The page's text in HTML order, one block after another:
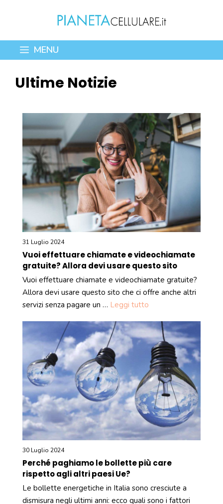
contenuto
MENU
Ultime Notizie
31 Luglio 2024
Vuoi effettuare chiamate e videochiamate
gratuite? Allora devi usare questo sito
Vuoi effettuare chiamate e videochiamate gratuite?
Allora devi usare questo sito che ci offre anche altri
servizi senza pagare un … Leggi tutto
30 Luglio 2024
Perché paghiamo le bollette più care
rispetto agli altri paesi Ue?
Le bollette energetiche in Italia sono cresciute a
dismisura negli ultimi anni: ecco quali sono i fattori